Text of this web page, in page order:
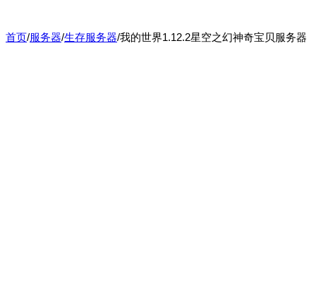
首页/服务器/生存服务器/我的世界1.12.2星空之幻神奇宝贝服务器